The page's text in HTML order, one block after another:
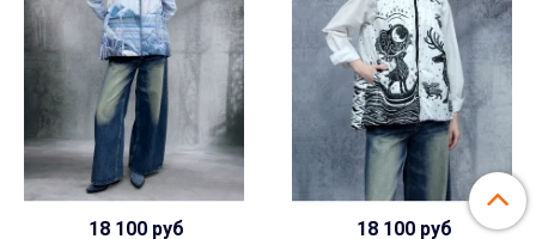
18 100 руб 18 100 руб